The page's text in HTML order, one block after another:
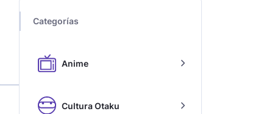
Categorías
Anime
Cultura Otaku